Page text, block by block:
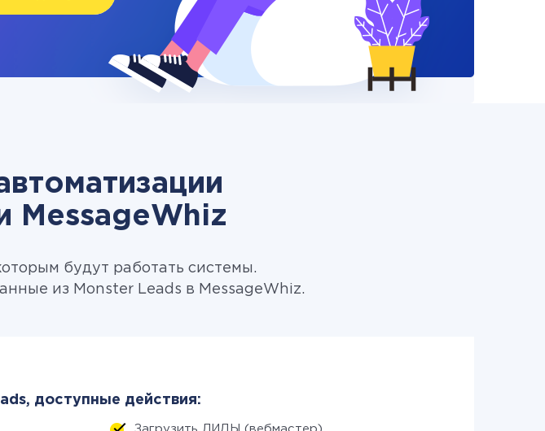
MessageWhiz
будут работать системы.
из Monster Leads в MessageWhiz.
доступные действия: